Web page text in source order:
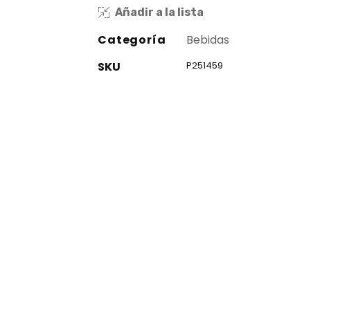
Añadir a la lista
Categoría
Bebidas
SKU
P251459